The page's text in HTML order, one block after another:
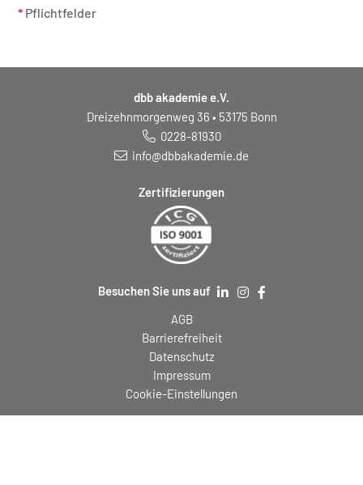
* Pflichtfelder
dbb akademie e.V.
Dreizehnmorgenweg 36 • 53175 Bonn
0228-81930
info@dbbakademie.de
Zertifizierungen
Besuchen Sie uns auf
AGB
Barrierefreiheit
Datenschutz
Impressum
Cookie-Einstellungen